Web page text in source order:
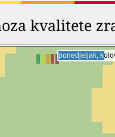
kvalitete
ponedjeljak,
ponedjeljak,